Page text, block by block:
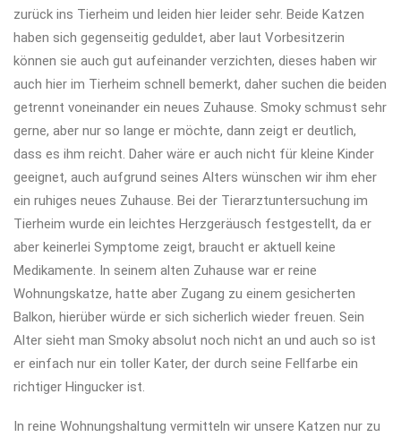
zurück ins Tierheim und leiden hier leider sehr. Beide Katzen
haben sich gegenseitig geduldet, aber laut Vorbesitzerin
können sie auch gut aufeinander verzichten, dieses haben wir
auch hier im Tierheim schnell bemerkt, daher suchen die beiden
getrennt voneinander ein neues Zuhause. Smoky schmust sehr
gerne, aber nur so lange er möchte, dann zeigt er deutlich,
dass es ihm reicht. Daher wäre er auch nicht für kleine Kinder
geeignet, auch aufgrund seines Alters wünschen wir ihm eher
ein ruhiges neues Zuhause. Bei der Tierarztuntersuchung im
Tierheim wurde ein leichtes Herzgeräusch festgestellt, da er
aber keinerlei Symptome zeigt, braucht er aktuell keine
Medikamente. In seinem alten Zuhause war er reine
Wohnungskatze, hatte aber Zugang zu einem gesicherten
Balkon, hierüber würde er sich sicherlich wieder freuen. Sein
Alter sieht man Smoky absolut noch nicht an und auch so ist
er einfach nur ein toller Kater, der durch seine Fellfarbe ein
richtiger Hingucker ist.
In reine Wohnungshaltung vermitteln wir unsere Katzen nur zu